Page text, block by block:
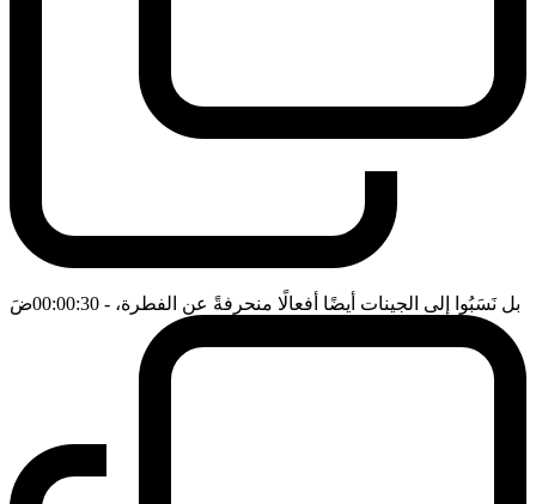
بل نَسَبُوا إلى الجينات أيضًا أفعالًا منحرفةً عن الفطرة، - 00:00:30 ضَ